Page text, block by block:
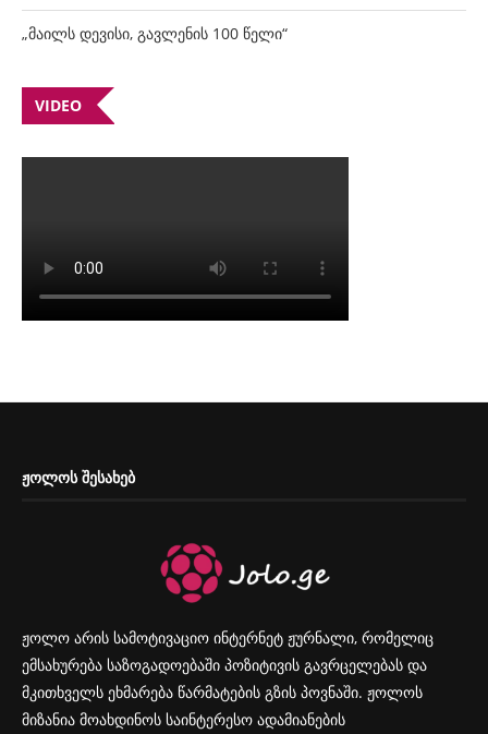
„მაილს დევისი, გავლენის 100 წელი“
VIDEO
ᲟᲝᲚᲝᲡ ᲨᲔᲡᲐᲮᲔᲑ
ჟოლო არის სამოტივაციო ინტერნეტ ჟურნალი, რომელიც
ემსახურება საზოგადოებაში პოზიტივის გავრცელებას და
მკითხველს ეხმარება წარმატების გზის პოვნაში. ჟოლოს
მიზანია მოახდინოს საინტერესო ადამიანების